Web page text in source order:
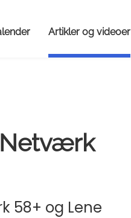
Artikler og videoer
58+ og Lene